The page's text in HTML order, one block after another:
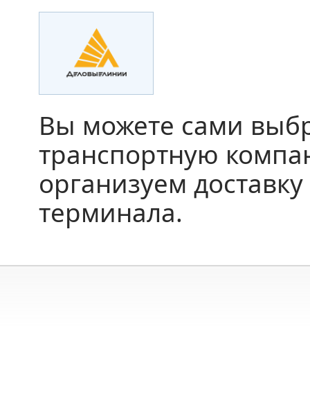
Вы можете сами
транспортную
организуем
терминала.